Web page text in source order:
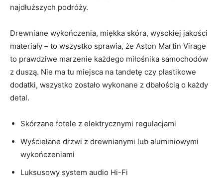
najdłuższych​ podróży.
Drewniane wykończenia, miękka skóra,‌ wysokiej jakości⁢
materiały –​ to wszystko ⁣sprawia, że ⁣Aston ‍Martin Virage‌
to prawdziwe marzenie każdego ​miłośnika⁣ samochodów
⁢z duszą. Nie ma tu miejsca na‌ tandetę czy ‍plastikowe
dodatki, wszystko⁤ zostało wykonane z dbałością ⁢o każdy
detal.
Skórzane‌ fotele z elektrycznymi regulacjami
Wyściełane⁣ drzwi ‌z drewnianymi lub⁣ aluminiowymi
wykończeniami
Luksusowy system audio Hi-Fi